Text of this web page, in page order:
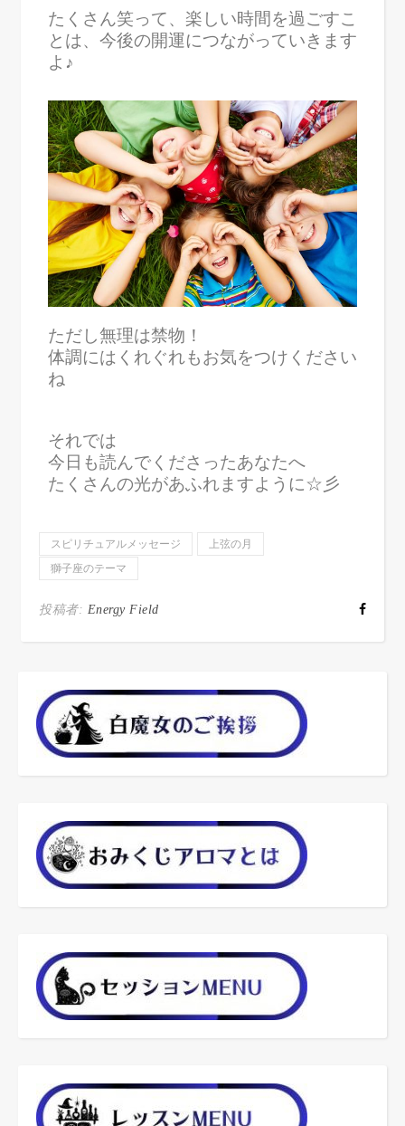
たくさん笑って、楽しい時間を過ごすこ
とは、今後の開運につながっていきます
よ♪
ただし無理は禁物！
体調にはくれぐれもお気をつけください
ね
それでは
今日も読んでくださったあなたへ
たくさんの光があふれますように☆彡
スピリチュアルメッセージ
上弦の月
獅子座のテーマ
投稿者: Energy Field